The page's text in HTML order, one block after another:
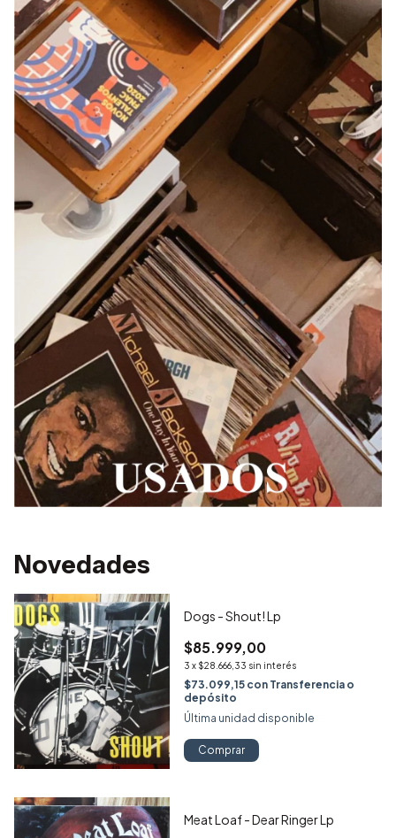
Novedades
Dogs - Shout! Lp
$85.999,00
3 x $28.666,33 sin interés
$73.099,15 con Transferencia o
depósito
Última unidad disponible
Comprar
Meat Loaf - Dear Ringer Lp